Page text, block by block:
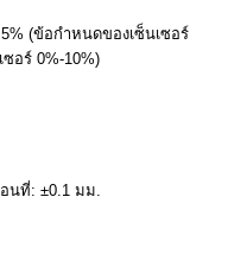
(ข้อกำหนดของเซ็นเซอร์
อร์ 0%-10%)
นที่: ±0.1 มม.